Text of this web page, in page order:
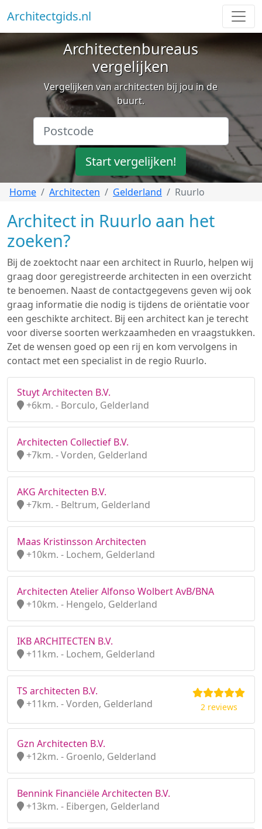
Architectgids.nl
Architectenbureaus
vergelijken
Vergelijken van architecten bij jou in de
buurt.
Start vergelijken!
Home Architecten Gelderland Ruurlo
Architect in Ruurlo aan het
zoeken?
Bij de zoektocht naar een architect in Ruurlo, helpen wij
graag door geregistreerde architecten in een overzicht
te benoemen. Naast de contactgegevens geven wij ook
graag informatie die nodig is tijdens de oriëntatie voor
een geschikte architect. Bij een architect kan je terecht
voor diverse soorten werkzaamheden en vraagstukken.
Zet de wensen goed op een rij en kom vervolgens in
contact met een specialist in de regio Ruurlo.
Stuyt Architecten B.V.
+6km. - Borculo, Gelderland
Architecten Collectief B.V.
+7km. - Vorden, Gelderland
AKG Architecten B.V.
+7km. - Beltrum, Gelderland
Maas Kristinsson Architecten
+10km. - Lochem, Gelderland
Architecten Atelier Alfonso Wolbert AvB/BNA
+10km. - Hengelo, Gelderland
IKB ARCHITECTEN B.V.
+11km. - Lochem, Gelderland
TS architecten B.V.
+11km. - Vorden, Gelderland
2 reviews
Gzn Architecten B.V.
+12km. - Groenlo, Gelderland
Bennink Financiële Architecten B.V.
+13km. - Eibergen, Gelderland